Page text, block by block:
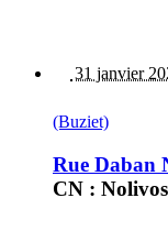
31 janvier
(Buziet)
Rue Daban
CN : Nolivos